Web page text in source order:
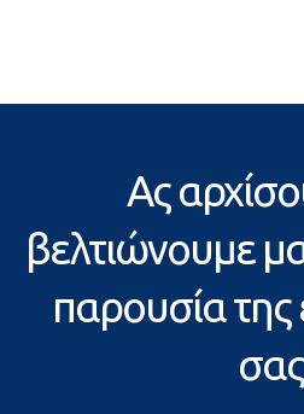
Ας
βελτιώνουμε
παρουσία
σας